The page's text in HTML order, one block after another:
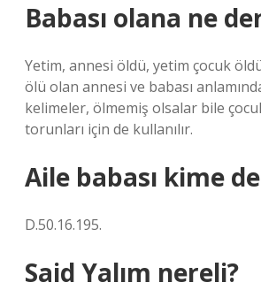
Babası olana ne
Yetim, annesi öldü, yetim çocuk
ölü olan annesi ve babası
kelimeler, ölmemiş olsalar bile
torunları için de kullanılır.
Aile babası kime
D.50.16.195.
Said Yalım nereli?